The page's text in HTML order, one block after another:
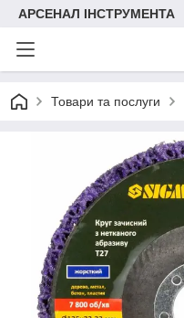
АРСЕНАЛ ІНСТРУМЕНТА
Товари та послуги